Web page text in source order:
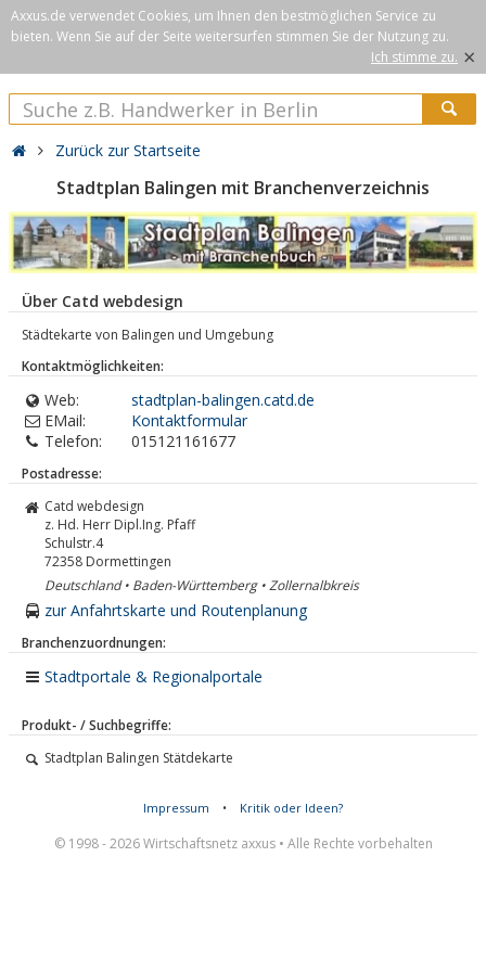
Axxus.de verwendet Cookies, um Ihnen den bestmöglichen Service zu
bieten. Wenn Sie auf der Seite weitersurfen stimmen Sie der Nutzung zu.
Ich stimme zu. ×
Zurück zur Startseite
Stadtplan Balingen mit Branchenverzeichnis
Über Catd webdesign
Städtekarte von Balingen und Umgebung
Kontaktmöglichkeiten:
Web:
stadtplan-balingen.catd.de
EMail:
Kontaktformular
Telefon:
015121161677
Postadresse:
Catd webdesign
z. Hd. Herr Dipl.Ing. Pfaff
Schulstr.4
72358 Dormettingen
Deutschland • Baden-Württemberg • Zollernalbkreis
zur Anfahrtskarte und Routenplanung
Branchenzuordnungen:
Stadtportale & Regionalportale
Produkt- / Suchbegriffe:
Stadtplan Balingen Stätdekarte
Impressum • Kritik oder Ideen?
© 1998 - 2026 Wirtschaftsnetz axxus • Alle Rechte vorbehalten